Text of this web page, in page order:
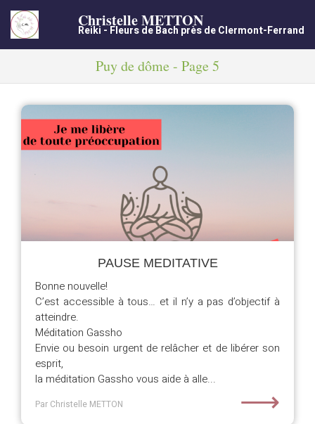
Christelle METTON
Reiki - Fleurs de Bach près de Clermont-Ferrand
Puy de dôme - Page 5
PAUSE MEDITATIVE
Bonne nouvelle!
C’est accessible à tous… et il n’y a pas d’objectif à
atteindre.
Méditation Gassho
Envie ou besoin urgent de relâcher et de libérer son
esprit,
la méditation Gassho vous aide à alle...
Par Christelle METTON ⟶